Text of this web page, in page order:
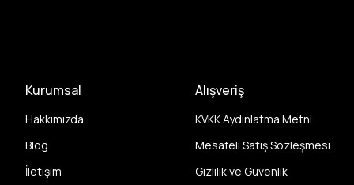
Kurumsal
Hakkımızda
Blog
İletişim
Alışveriş
KVKK Aydınlatma Metni
Mesafeli Satış Sözleşmesi
Gizlilik ve Güvenlik